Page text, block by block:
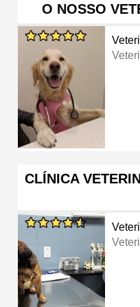
O NOSSO
CLÍNICA